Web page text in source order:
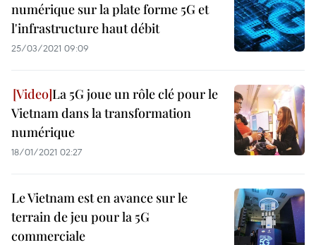
numérique sur la plate forme 5G et
l'infrastructure haut débit
25/03/2021 09:09
La 5G joue un rôle clé pour le
Vietnam dans la transformation
numérique
18/01/2021 02:27
Le Vietnam est en avance sur le
terrain de jeu pour la 5G
commerciale